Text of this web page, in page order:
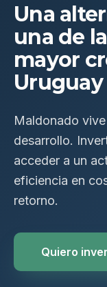
Una
una de
mayor
Uruguay
Maldonado
desarrollo.
acceder a un
eficiencia en
retorno.
Quiero